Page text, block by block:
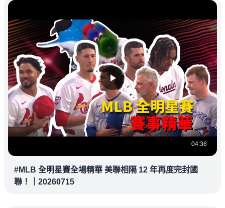
04:36
#MLB 全明星賽全場精華 美聯相隔 12 年再度完封國
聯！｜20260715